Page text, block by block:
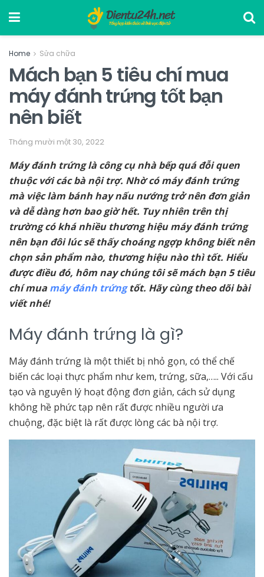
Home Sửa chữa
Mách bạn 5 tiêu chí mua
máy đánh trứng tốt bạn
nên biết
Tháng mười một 30, 2022
Máy đánh trứng là công cụ nhà bếp quá đỗi quen
thuộc với các bà nội trợ. Nhờ có máy đánh trứng
mà việc làm bánh hay nấu nướng trở nên đơn giản
và dễ dàng hơn bao giờ hết. Tuy nhiên trên thị
trường có khá nhiều thương hiệu máy đánh trứng
nên bạn đôi lúc sẽ thấy choáng ngợp không biết nên
chọn sản phẩm nào, thương hiệu nào thì tốt. Hiểu
được điều đó, hôm nay chúng tôi sẽ mách bạn 5 tiêu
chí mua máy đánh trứngtốt. Hãy cùng theo dõi bài
viết nhé!
Máy đánh trứng là gì?
Máy đánh trứng là một thiết bị nhỏ gọn, có thể chế
biến các loại thực phẩm như kem, trứng, sữa,….. Với cấu
tạo và nguyên lý hoạt động đơn giản, cách sử dụng
không hề phức tạp nên rất được nhiều người ưa
chuộng, đặc biệt là rất được lòng các bà nội trợ.